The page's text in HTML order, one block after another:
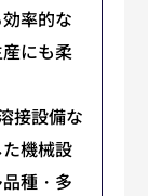
率的な
にも柔
接設備な
機械設
種・多